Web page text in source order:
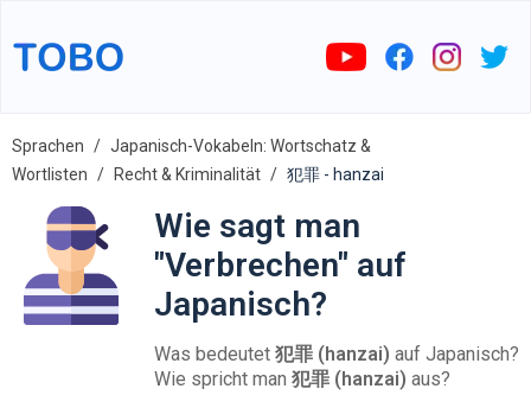
Sprachen
Japanisch-Vokabeln: Wortschatz &
Wortlisten
Recht & Kriminalität 犯罪 - hanzai
Wie sagt man
"Verbrechen" auf
Japanisch?
Was bedeutet 犯罪 (hanzai) auf Japanisch?
Wie spricht man 犯罪 (hanzai) aus?